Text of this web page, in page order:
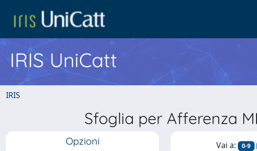
IRIS UniCatt
IRIS
Sfoglia per Afferenza
Opzioni Vai a: 0-9